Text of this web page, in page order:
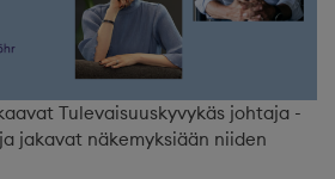
Tulevaisuuskyvykäs johtaja -
jakavat näkemyksiään niiden